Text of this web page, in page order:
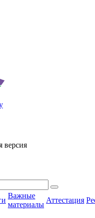
версия
Важные
материалы
Аттестация